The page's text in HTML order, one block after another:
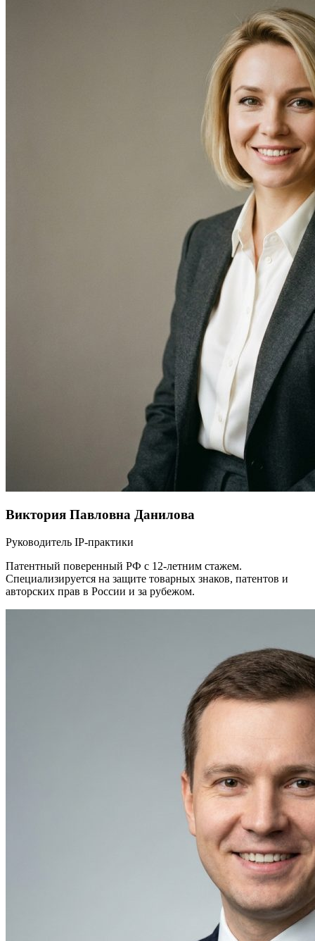
Виктория Павловна Данилова
Руководитель IP-практики
Патентный поверенный РФ с 12-летним стажем.
Специализируется на защите товарных знаков, патентов и
авторских прав в России и за рубежом.